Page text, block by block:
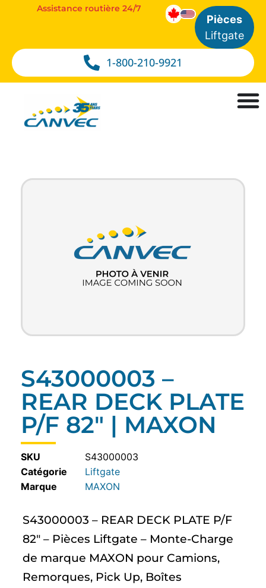
1-800-210-9921
Assistance routière 24/7
Pièces
Liftgate
S43000003 –
REAR DECK PLATE
P/F 82″ | MAXON
SKU
S43000003
Catégorie
Liftgate
MAXON
S43000003 – REAR DECK PLATE P/F
82″ – Pièces Liftgate – Monte-Charge
de marque MAXON pour Camions,
Remorques, Pick Up, Boîtes